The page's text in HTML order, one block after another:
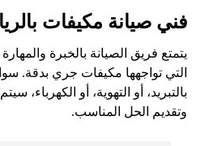
فني صيانة مكيفات
يتمتع فريق الصيانة بالخبرة
التي تواجهها مكيفات جري بدقة.
بالتبريد، أو التهوية، أو الكهرباء،
وتقديم الحل المناسب.